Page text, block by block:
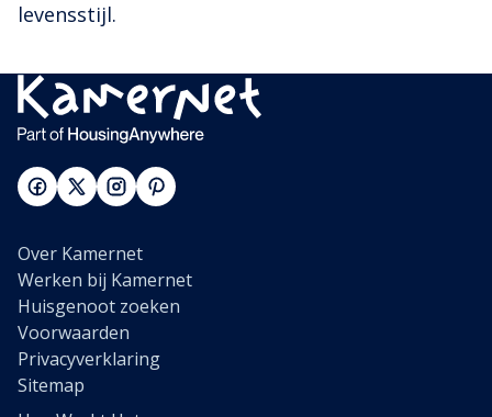
levensstijl.
Over Kamernet
Werken bij Kamernet
Huisgenoot zoeken
Voorwaarden
Privacyverklaring
Sitemap